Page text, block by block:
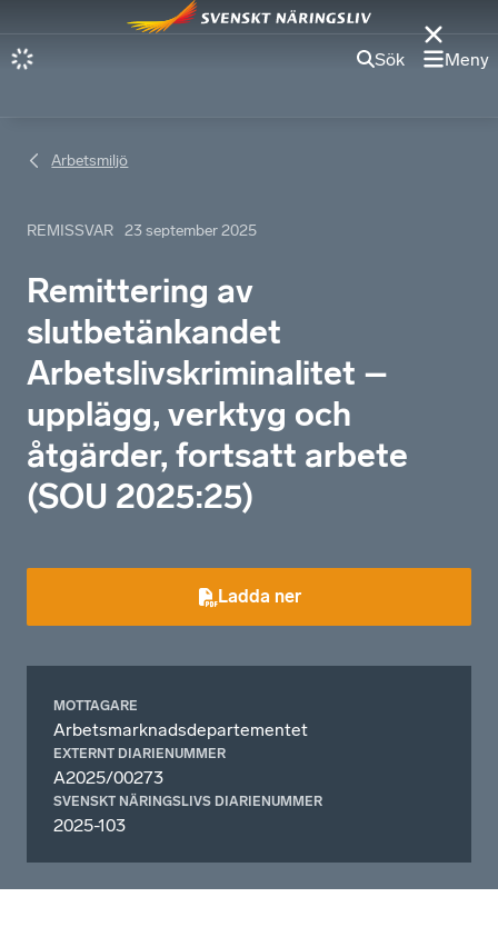
Sök Meny
Arbetsmiljö
REMISSVAR 23 september 2025
Remittering av
slutbetänkandet
Arbetslivskriminalitet –
upplägg, verktyg och
åtgärder, fortsatt arbete
(SOU 2025:25)
Ladda ner
MOTTAGARE
Arbetsmarknadsdepartementet
EXTERNT DIARIENUMMER
A2025/00273
SVENSKT NÄRINGSLIVS DIARIENUMMER
2025-103